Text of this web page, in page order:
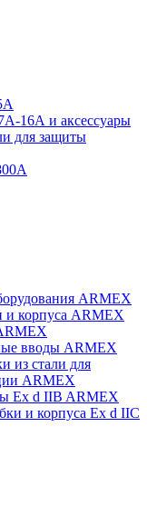
16А и аксессуары
для защиты
ARMEX
корпуса ARMEX
вводы ARMEX
из стали для
ARMEX
Ex d IIB ARMEX
и корпуса Ex d IIС